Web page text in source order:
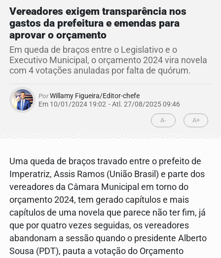
Vereadores exigem transparência nos
gastos da prefeitura e emendas para
aprovar o orçamento
Em queda de braços entre o Legislativo e o
Executivo Municipal, o orçamento 2024 vira novela
com 4 votações anuladas por falta de quórum.
PorWillamy Figueira/Editor-chefe
Em 10/01/2024 19:02 - Atl. 27/08/2025 09:46
A- A+
Uma queda de braços travado entre o prefeito de
Imperatriz, Assis Ramos (União Brasil) e parte dos
vereadores da Câmara Municipal em torno do
orçamento 2024, tem gerado capítulos e mais
capítulos de uma novela que parece não ter fim, já
que por quatro vezes seguidas, os vereadores
abandonam a sessão quando o presidente Alberto
Sousa (PDT), pauta a votação do Orçamento